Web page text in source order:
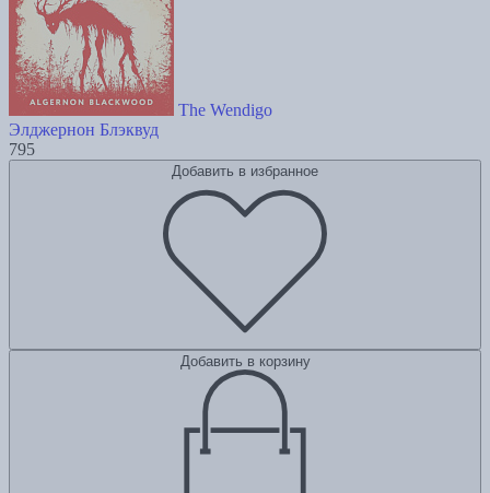
The Wendigo
Элджернон Блэквуд
795
Добавить в избранное
Добавить в корзину